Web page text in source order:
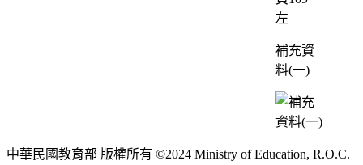
左
補充資
料(一)
中華民國教育部 版權所有 ©2024 Ministry of Education, R.O.C.